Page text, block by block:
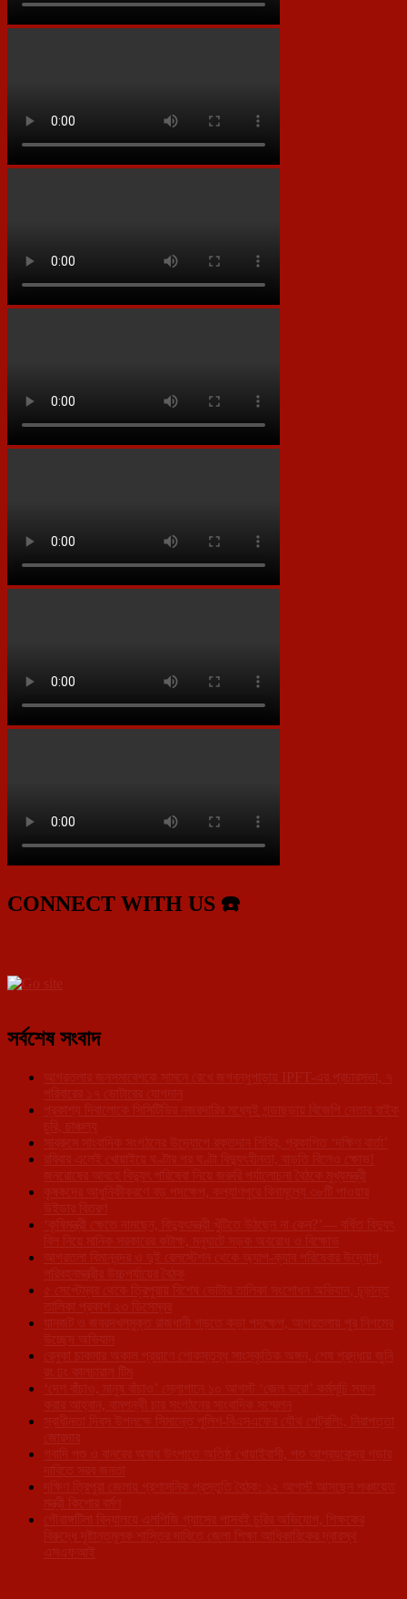
CONNECT WITH US ☎️
সর্বশেষ সংবাদ
আগরতলার জনসমাবেশকে সামনে রেখে জগবন্ধুপাড়ায় IPFT-এর প্রচারসভা, ৭
পরিবারের ১৭ ভোটারের যোগদান
প্রকাশ্য দিবালোকে সিসিটিভির নজরদারির মধ্যেই গন্ডাছড়ায় বিজেপি নেতার বাইক
চুরি, চাঞ্চল্য
সাব্রুমে সাংবাদিক সংগঠনের উদ্যোগে রক্তদান শিবির, প্রকাশিত ‘দক্ষিণ বার্তা’
রবিবার এলেই খোয়াইয়ে ঘণ্টার পর ঘণ্টা বিদ্যুৎহীনতা, বাড়তি বিলেও ক্ষোভ!
জনরোষের আবহে বিদ্যুৎ পরিষেবা নিয়ে জরুরি পর্যালোচনা বৈঠকে মুখ্যমন্ত্রী
কৃষকদের আধুনিকীকরণে বড় পদক্ষেপ, কল্যাণপুরে বিনামূল্যে ৩৮টি পাওয়ার
উইডার বিতরণ
‘কৃষিমন্ত্রী ক্ষেতে নামছেন, বিদ্যুৎমন্ত্রী খুঁটিতে উঠছেন না কেন?’— বর্ধিত বিদ্যুৎ
বিল নিয়ে মানিক সরকারের কটাক্ষ, মনুঘাটে সড়ক অবরোধ ও বিক্ষোভ
আগরতলা বিমানবন্দর ও দুই রেলস্টেশন থেকে অ্যাপ-ক্যাব পরিষেবার উদ্যোগ,
পরিবহনমন্ত্রীর উচ্চপর্যায়ের বৈঠক
৫ সেপ্টেম্বর থেকে ত্রিপুরায় বিশেষ ভোটার তালিকা সংশোধন অভিযান, চূড়ান্ত
তালিকা প্রকাশ ২৩ ডিসেম্বর
যানজট ও জবরদখলমুক্ত রাজধানী গড়তে কড়া পদক্ষেপ, আগরতলায় পুর নিগমের
উচ্ছেদ অভিযান
রেনুকা চাকমার অকাল প্রয়াণে শোকস্তব্ধ সাংস্কৃতিক অঙ্গন, শেষ শ্রদ্ধায় জুনি
রং ঢং কালচারাল টিম
‘দেশ বাঁচাও, মানুষ বাঁচাও’ স্লোগানে ১০ আগস্ট ‘জেল ভরো’ কর্মসূচি সফল
করার আহ্বান, বামপন্থী চার সংগঠনের সাংবাদিক সম্মেলন
স্বাধীনতা দিবস উপলক্ষে সিমান্তে পুলিশ-বিএসএফের যৌথ পেট্রলিং, নিরাপত্তা
জোরদার
গবাদি পশু ও বানরের অবাধ উৎপাতে অতিষ্ঠ খোয়াইবাসী, পশু আশ্রয়কেন্দ্র গড়ার
দাবিতে সরব জনতা
দক্ষিণ ত্রিপুরা জেলায় প্রশাসনিক প্রস্তুতি বৈঠক: ১২ আগস্ট আসছেন পঞ্চায়েত
মন্ত্রী কিশোর বর্মণ
গৌরাঙ্গটিলা বিদ্যালয়ে এলপিজি গ্যাসের পাসবই চুরির অভিযোগ, শিক্ষকের
বিরুদ্ধে দৃষ্টান্তমূলক শাস্তির দাবিতে জেলা শিক্ষা আধিকারিকের দ্বারস্থ
এসএফআই